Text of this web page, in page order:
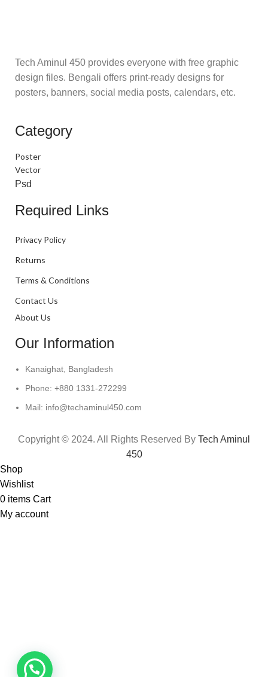
Tech Aminul 450 provides everyone with free graphic
design files. Bengali offers print-ready designs for
posters, banners, social media posts, calendars, etc.
Category
Poster
Vector
Psd
Required Links
Privacy Policy
Returns
Terms & Conditions
Contact Us
About Us
Our Information
Kanaighat, Bangladesh
Phone: +880 1331-272299
Mail: info@techaminul450.com
Copyright © 2024. All Rights Reserved By Tech Aminul
450
Shop
Wishlist
0 items Cart
My account